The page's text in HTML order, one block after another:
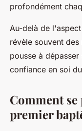
profondément
Au-delà de
révèle souvent
pousse à
confiance en soi
Comment
premier